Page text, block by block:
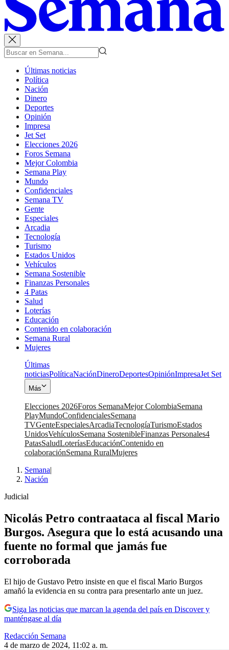
Últimas noticias
Política
Nación
Dinero
Deportes
Opinión
Impresa
Jet Set
Elecciones 2026
Foros Semana
Mejor Colombia
Semana Play
Mundo
Confidenciales
Semana TV
Gente
Especiales
Arcadia
Tecnología
Turismo
Estados Unidos
Vehículos
Semana Sostenible
Finanzas Personales
4 Patas
Salud
Loterías
Educación
Contenido en colaboración
Semana Rural
Mujeres
Últimas
noticiasPolíticaNaciónDineroDeportesOpiniónImpresaJet Set
Más
Elecciones 2026Foros SemanaMejor ColombiaSemana
PlayMundoConfidencialesSemana
TVGenteEspecialesArcadiaTecnologíaTurismoEstados
UnidosVehículosSemana SostenibleFinanzas Personales4
PatasSaludLoteríasEducaciónContenido en
colaboraciónSemana RuralMujeres
Semana|
Nación
Judicial
Nicolás Petro contraataca al fiscal Mario
Burgos. Asegura que lo está acusando una
fuente no formal que jamás fue
corroborada
El hijo de Gustavo Petro insiste en que el fiscal Mario Burgos
amañó la evidencia en su contra para presentarlo ante un juez.
Siga las noticias que marcan la agenda del país en Discover y
manténgase al día
Redacción Semana
4 de marzo de 2024, 11:02 a. m.